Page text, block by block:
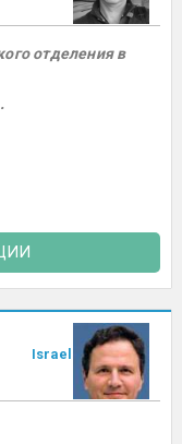
отделения в
Israel